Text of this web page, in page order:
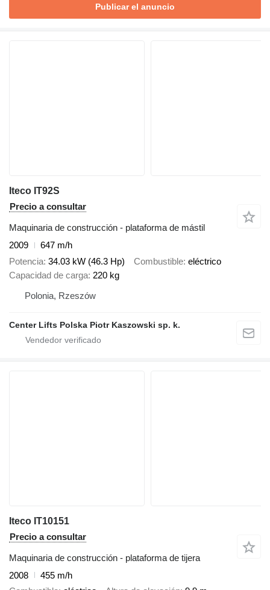
Publicar el anuncio
Iteco IT92S
Precio a consultar
Maquinaria de construcción - plataforma de mástil
2009
647 m/h
Potencia 34.03 kW (46.3 Hp) Combustible eléctrico
Capacidad de carga 220 kg
Polonia, Rzeszów
Center Lifts Polska Piotr Kaszowski sp. k.
Iteco IT10151
Precio a consultar
Maquinaria de construcción - plataforma de tijera
2008
455 m/h